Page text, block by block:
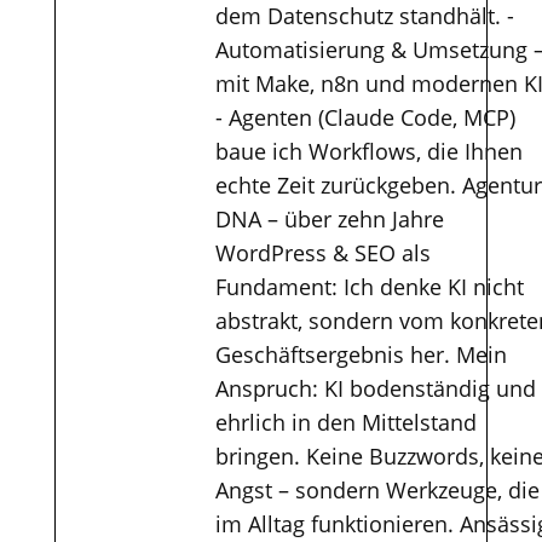
dem Datenschutz standhält. -
Automatisierung & Umsetzung
mit Make, n8n und modernen
- Agenten (Claude Code, MCP)
baue ich Workflows, die Ihnen
echte Zeit zurückgeben.
DNA – über zehn Jahre
WordPress & SEO als
Fundament: Ich denke KI nicht
abstrakt, sondern vom
Geschäftsergebnis her. Mein
Anspruch: KI bodenständig und
ehrlich in den Mittelstand
bringen. Keine Buzzwords,
Angst – sondern Werkzeuge, die
im Alltag funktionieren.